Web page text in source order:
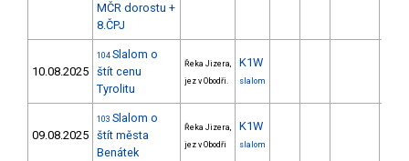
MČR dorostu +
8.ČPJ
10.08.2025
104 Slalom o
štít cenu
Tyrolitu
Řeka Jizera,
jez v Obodři.
K1W
slalom
09.08.2025
103 Slalom o
štít města
Benátek
Řeka Jizera,
jez v Obodři
K1W
slalom